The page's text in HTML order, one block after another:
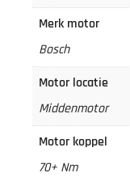
Merk motor
Bosch
Motor locatie
Middenmotor
Motor koppel
70+ Nm